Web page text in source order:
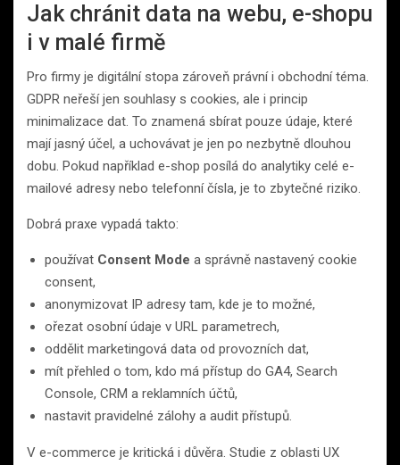
Jak chránit data na webu, e-shopu
i v malé firmě
Pro firmy je digitální stopa zároveň právní i obchodní téma.
GDPR neřeší jen souhlasy s cookies, ale i princip
minimalizace dat. To znamená sbírat pouze údaje, které
mají jasný účel, a uchovávat je jen po nezbytně dlouhou
dobu. Pokud například e-shop posílá do analytiky celé e-
mailové adresy nebo telefonní čísla, je to zbytečné riziko.
Dobrá praxe vypadá takto:
používat Consent Mode a správně nastavený cookie
consent,
anonymizovat IP adresy tam, kde je to možné,
ořezat osobní údaje v URL parametrech,
oddělit marketingová data od provozních dat,
mít přehled o tom, kdo má přístup do GA4, Search
Console, CRM a reklamních účtů,
nastavit pravidelné zálohy a audit přístupů.
V e-commerce je kritická i důvěra. Studie z oblasti UX